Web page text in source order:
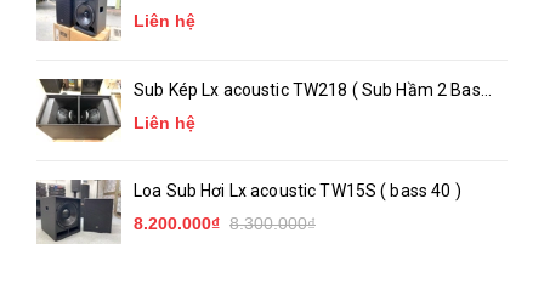
Liên hệ
Sub Kép Lx acoustic TW218 ( Sub Hầm 2 Bass
50 )_ Chính Hãng
Liên hệ
Loa Sub Hơi Lx acoustic TW15S ( bass 40 )
8.200.000₫ 8.300.000₫